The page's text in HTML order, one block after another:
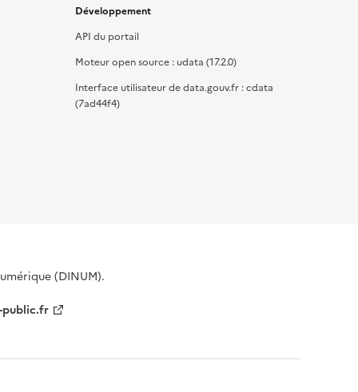
Développement
API du portail
Moteur open source : udata (17.2.0)
Interface utilisateur de data.gouv.fr : cdata
(7ad44f4)
(DINUM).
public.fr